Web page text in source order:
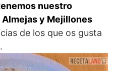
nuestro
y Mejillones
de los que os gusta